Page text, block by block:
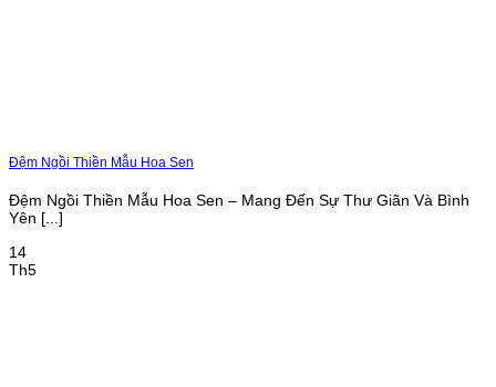
Đệm Ngồi Thiền Mẫu Hoa Sen
Đệm Ngồi Thiền Mẫu Hoa Sen – Mang Đến Sự Thư Giãn Và Bình
Yên [...]
14
Th5